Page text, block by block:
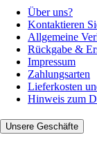
Über uns?
Kontaktieren
Allgemeine
Rückgabe &
Impressum
Zahlungsarten
Lieferkosten
Hinweis zum
Unsere Geschäfte